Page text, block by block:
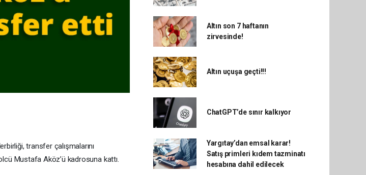
transfer çalışmalarını
Mustafa Aköz’ü kadrosuna kattı.
Altın son 7 haftanın
zirvesinde!
Altın uçuşa geçti!!!
ChatGPT’de sınır kalkıyor
Yargıtay’dan emsal karar!
Satış primleri kıdem tazminatı
hesabına dahil edilecek